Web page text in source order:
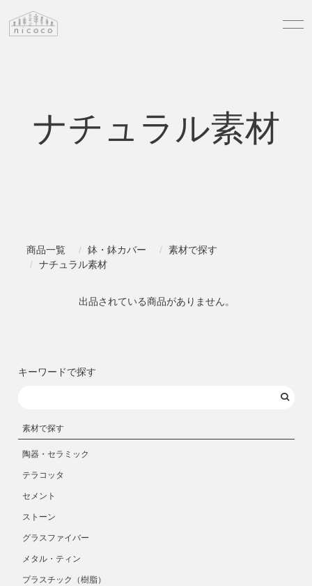
ナチュラル素材
商品一覧 鉢・鉢カバー
素材で探す
ナチュラル素材
出品されている商品がありません。
キーワードで探す
素材で探す
陶器・セラミック
テラコッタ
セメント
ストーン
グラスファイバー
メタル・ティン
プラスチック（樹脂）